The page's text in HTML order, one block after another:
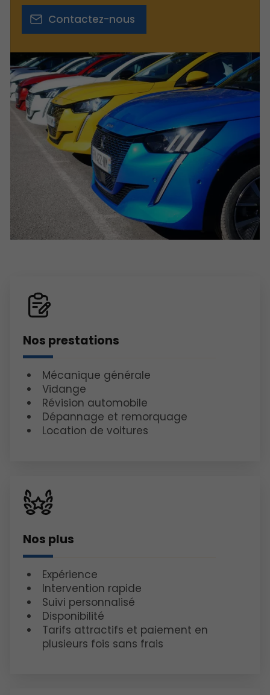
Contactez-nous
Nos prestations
Mécanique générale
Vidange
Révision automobile
Dépannage et remorquage
Location de voitures
Nos plus
Expérience
Intervention rapide
Suivi personnalisé
Disponibilité
Tarifs attractifs et paiement en
plusieurs fois sans frais